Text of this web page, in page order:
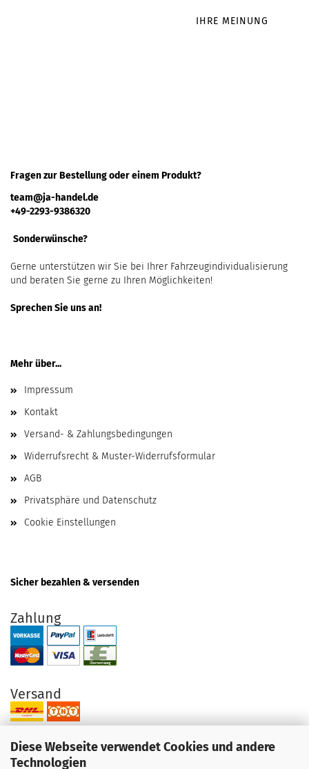
Diese Webseite verwendet Cookies und andere
Technologien
IHRE MEINUNG
Fragen zur Bestellung oder einem Produkt?
team@ja-handel.de
+49-2293-9386320
Sonderwünsche?
Gerne unterstützen wir Sie bei Ihrer Fahrzeugindividualisierung
und beraten Sie gerne zu Ihren Möglichkeiten!
Sprechen Sie uns an!
Mehr über...
Impressum
Kontakt
Versand- & Zahlungsbedingungen
Widerrufsrecht & Muster-Widerrufsformular
AGB
Privatsphäre und Datenschutz
Cookie Einstellungen
Sicher bezahlen & versenden
Zahlung
Versand